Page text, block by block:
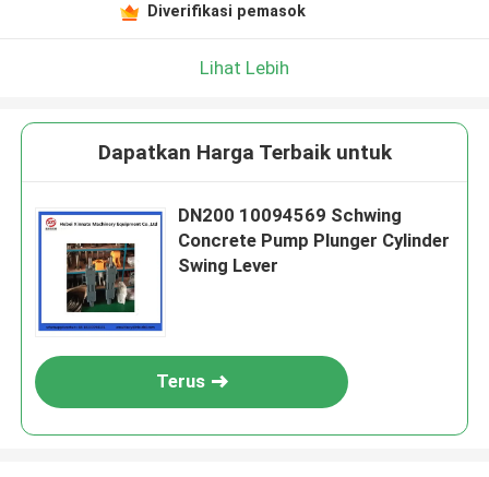
Diverifikasi pemasok
Lihat Lebih
Dapatkan Harga Terbaik untuk
DN200 10094569 Schwing
Concrete Pump Plunger Cylinder
Swing Lever
Terus